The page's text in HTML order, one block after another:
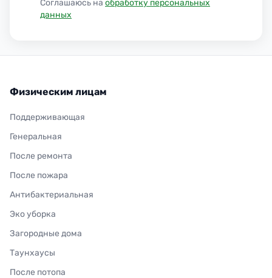
Соглашаюсь на обработку персональных
данных
Физическим лицам
Поддерживающая
Генеральная
После ремонта
После пожара
Антибактериальная
Эко уборка
Загородные дома
Таунхаусы
После потопа